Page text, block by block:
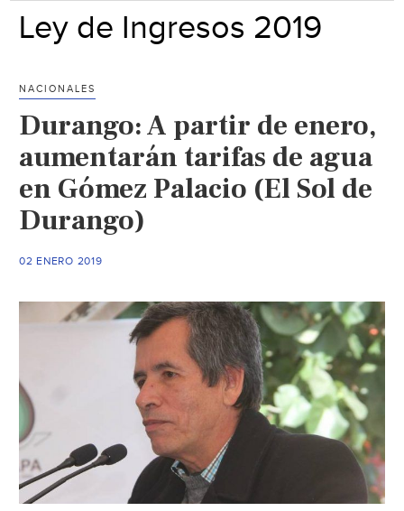
Ley de Ingresos 2019
NACIONALES
Durango: A partir de enero,
aumentarán tarifas de agua
en Gómez Palacio (El Sol de
Durango)
02 ENERO 2019